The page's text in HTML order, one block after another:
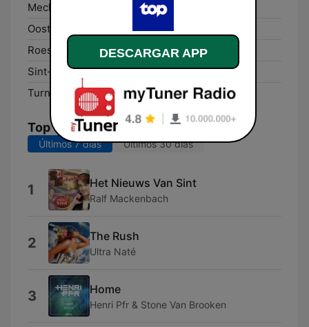
Mechelen:
Oostende:
Roeselare:
94.0 FM
Sint-Niklaas: 105.3 FM
Turnhout: 105.1 FM
Top Canciones
Últimos 7 días Últimos 30 días
1 Het Nieuws Van Sint
Ralf Mackenbach
2 The Rush
Ultra Naté
3 Home
Henri Pfr & Stone Van Brooken
DESCARGAR APP